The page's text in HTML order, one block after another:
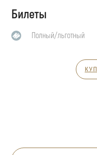
Билеты
Полный/льготный